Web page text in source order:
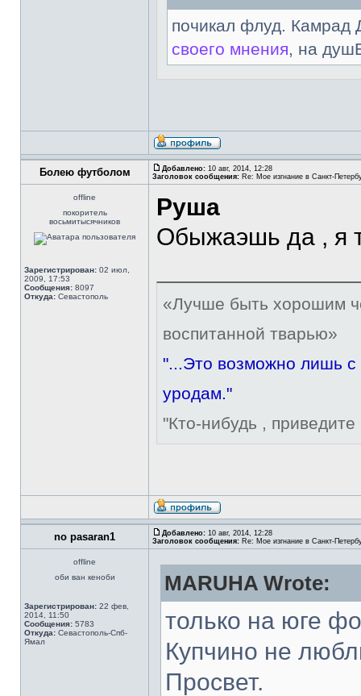
почикал флуд. Камрад
своего мнения, на
Болею футболом Добавлено: 10 авг, 2014, 12:28
Заголовок сообщения: Re: Мое изгнание в Санкт-
offline
покоритель
восьмитысячников
Зарегистрирован: 02 июл,
2009, 17:53
Сообщения: 8097
Откуда: Севастополь
Руша
Обыжаэшь да , я
«Лучше быть хорошим
воспитанной тварью»
"...Это возможно лишь
уродам."
"Кто-нибудь , приведите
no pasaran1 Добавлено: 10 авг, 2014, 12:28
Заголовок сообщения: Re: Мое изгнание в Санкт-
offline
оби ван кеноби
Зарегистрирован: 22 фев,
2014, 11:50
Сообщения: 5783
Откуда: Севастополь-Спб-
Ямал
MARUHA Wrote:
только на юге
Купчино не
Просвет.